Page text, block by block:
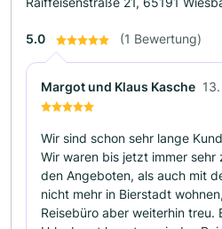
5.0 (1 Bewertung)
Margot und Klaus Kasche
Wir sind schon sehr lange
Wir waren bis jetzt immer sehr
den Angeboten, als auch mit
nicht mehr in Bierstadt
Reisebüro aber weiterhin treu.